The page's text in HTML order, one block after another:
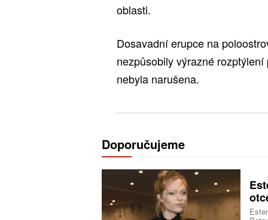
oblasti.
Dosavadní erupce na
nezpůsobily výrazné
nebyla narušena.
Doporučujeme